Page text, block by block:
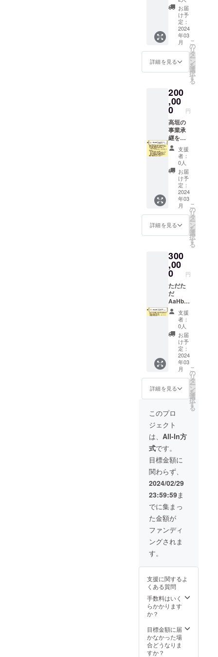
麻油、
卵、レ
モン、
存方
法】 賞
味期
造日か
ら冷凍
（※具体
的な日
付は商
品に明
記）、
解凍後
は3日以
内
卵、レ
モン、
存方
法】 賞
味期
造日か
ら冷凍
で2ヶ月
的な日
付は商
品に明
記）、
解凍後
は3日以
内
ンに貼
付され
たラベ
ルや注
意書き
をご確
認くだ
さい。
ロット
ケーキ
人参、
りんご
濃縮果
汁、米
粉、太
白胡麻
油、ク
リーム
チー
ズ、
卵、
アーモ
ンド、
ター、
クル
張剤、
シナモ
ン、ク
ロー
ブ、ナ
ツメグ
■NY
チーズ
ケーキ
クリー
ムチー
（オー
ストラ
リア
産）、
りんご
濃縮果
ワーク
ム、
アーモ
ンド、
太白胡
麻油、
卵、レ
モン、
塩 【保
法】 賞
味期
限：製
造日か
ら冷凍
で2ヶ月
（※具体
品に明
記）、
解凍後
は3日以
内
のリ
ターン
に貼付
された
ラベル
や注意
書きを
ご確認
※2024
年2月よ
り2025
年1月ま
で、1ヵ
月に1
回、計
12回、
その月
限定の
リー
ケーキ
をお送
りいた
しま
す。
※毎月中
旬頃に
発送予
定 ※
原材料
及び添
加物等
の食品
表示は
お届け
商品の
ラベル
に表記
されま
品開封
前には
必ずお
届けの
リター
ンに貼
付され
たラベ
ルや注
意書き
をご確
認くだ
さい。
【原材
料】 ■
キャ
ロット
ケーキ
人参、
りんご
濃縮果
汁、米
粉、太
白胡麻
油、ク
リーム
チー
ズ、
卵、
アーモ
ンド、
バ
ター、
クル
ミ、
レーズ
ン、膨
張剤、
ロー
ツメグ
■NY
チーズ
ケーキ
クリー
ズ
（オー
ストラ
リア
心優し
い方へ
向けた
コース
お礼の
動画
メッ
セージ
をお送
りし、
のカ
フェに
て高垣
が精神
誠意お
もてな
しさせ
て頂き
ます！
※日程は
追って
調整さ
せてく
ださい
※遠方の
方は交
通費を
自己負
担頂く
旨、ご
ださい
ませ ※
有効期
限：
2024年
6月30日
お届
け予
定：
2024
年03
月
詳細を見る
こ
の
リ
タ
ー
ン
を
選
択
す
る
200
,00
0 円
高垣の
事業承
継をサ
ポート
したプ
フェッ
ショナ
ルチー
ムを総
動員し
て、あ
なたの
事業承
継を3ヵ
月間並
しま
す！事
業承継
に必要
な知識
を学び
つつ、
高垣の
生々し
い失敗
事例を
学び、
ご自身
の事業
承継を
成功さ
せてく
ださい
※お申込
み頂い
た方に
は追っ
て日程
をご連
絡致し
ます（4
月以降
の週末
を想
定） ※
リアル
タイム
での講
座参加
が困難
な方へ
は動画
を配信
門知識
の事業
承継を
サポー
トした
各業界
フェッ
ショナ
ルによ
るオン
支援
者：
0人
お届
け予
定：
2024
年03
月
詳細を見る
こ
の
リ
タ
ー
ン
を
選
択
す
る
300
,00
0 円
ただた
だ
AaHbit
を応援
してく
ださる
心優し
い方へ
向けた
コース
鎌倉に
て、
AaHbit
商品を
多数ご
用意の
上、豪
華食材
を使用
した
BBQで
おもて
なしさ
せて頂
きま
す！ ※
日程は
追って
調整さ
せてく
ださい
※遠方の
方は交
通費を
旨、ご
ださい
ませ ※
有効期
限：
2024年
支援
者：
0人
お届
け予
定：
2024
年03
月
詳細を見る
こ
の
リ
タ
ー
ン
を
選
択
す
る
このプロ
ジェクト
は、 All-In方
式です。
目標金額に
関わらず、
2024/02/29
23:59:59ま
でに集まっ
た金額が
ファンディ
ングされま
す。
支援に関するよ
くある質問
手数料はいく
らかかります
か？
目標金額に届
かなかった場
合どうなりま
すか？